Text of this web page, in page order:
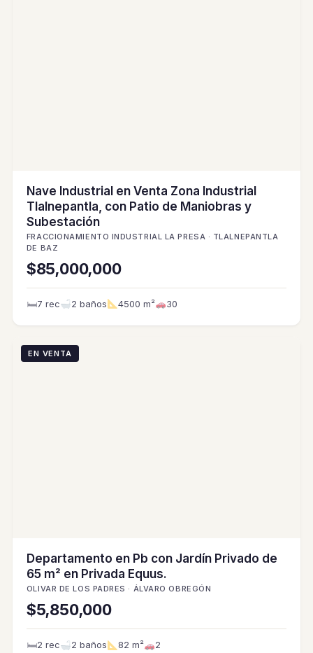
Nave Industrial en Venta Zona Industrial
Tlalnepantla, con Patio de Maniobras y
Subestación
FRACCIONAMIENTO INDUSTRIAL LA PRESA · TLALNEPANTLA
DE BAZ
$85,000,000
🛏7 rec 2 baños 4500 m² 30
EN VENTA
Departamento en Pb con Jardín Privado de
65 m² en Privada Equus.
OLIVAR DE LOS PADRES · ÁLVARO OBREGÓN
$5,850,000
🛏2 rec 2 baños 82 m² 2